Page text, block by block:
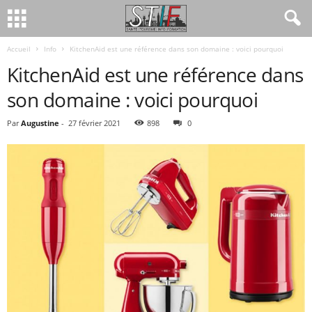
Accueil Info KitchenAid est une référence dans son domaine : voici pourquoi
KitchenAid est une référence dans
son domaine : voici pourquoi
Par Augustine - 27 février 2021 898 0